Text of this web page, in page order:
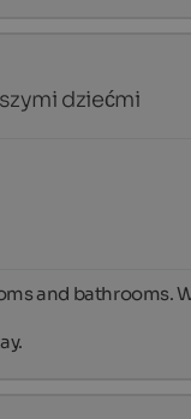
dziećmi
and bathrooms.